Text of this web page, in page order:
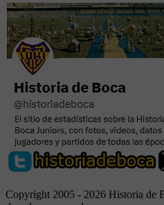
Copyright 2005 - 2026 Historia de